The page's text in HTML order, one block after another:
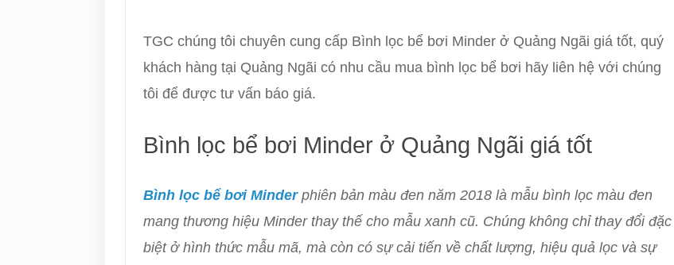
TGC chúng tôi chuyên cung cấp Bình lọc bể bơi Minder ở Quảng Ngãi giá tốt, quý
khách hàng tại Quảng Ngãi có nhu cầu mua bình lọc bể bơi hãy liên hệ với chúng
tôi để được tư vấn báo giá.
Bình lọc bể bơi Minder ở Quảng Ngãi giá tốt
Bình lọc bể bơi Minder phiên bản màu đen năm 2018 là mẫu bình lọc màu đen
mang thương hiệu Minder thay thế cho mẫu xanh cũ. Chúng không chỉ thay đổi đặc
biệt ở hình thức mẫu mã, mà còn có sự cải tiến về chất lượng, hiệu quả lọc và sự